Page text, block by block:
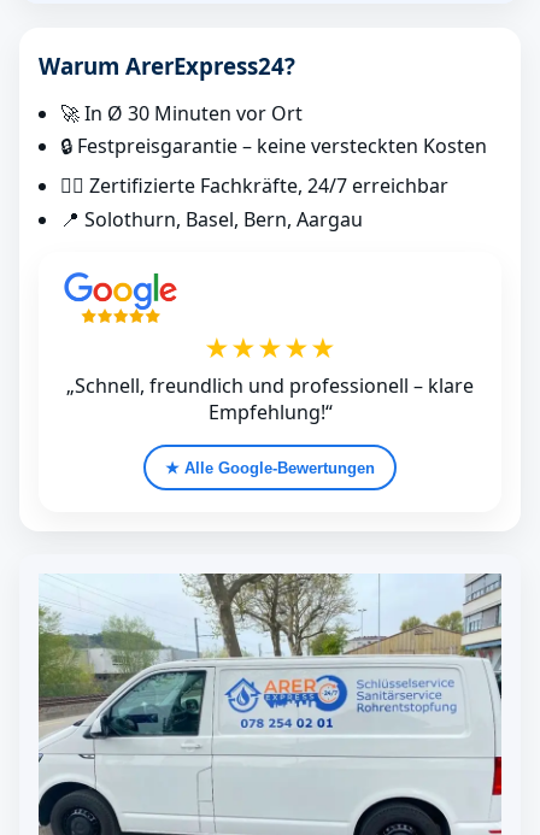
Warum ArerExpress24?
🚀 In Ø 30 Minuten vor Ort
🔒 Festpreisgarantie – keine versteckten Kosten
👷‍♂️ Zertifizierte Fachkräfte, 24/7 erreichbar
📍 Solothurn, Basel, Bern, Aargau
★★★★★
„Schnell, freundlich und professionell – klare
Empfehlung!“
★ Alle Google‑Bewertungen